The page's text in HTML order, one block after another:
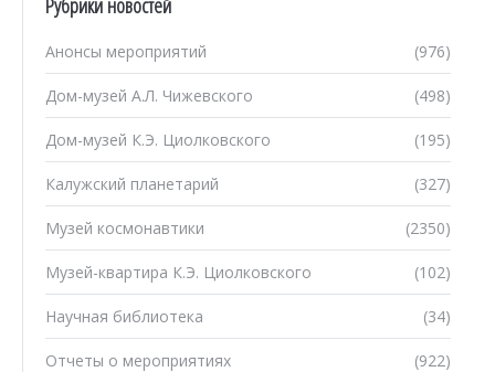
(976)
Анонсы мероприятий
(498)
Дом-музей А.Л. Чижевского
(195)
Дом-музей К.Э. Циолковского
(327)
Калужский планетарий
(2350)
Музей космонавтики
(102)
Музей-квартира К.Э. Циолковского
(34)
Научная библиотека
(922)
Отчеты о мероприятиях